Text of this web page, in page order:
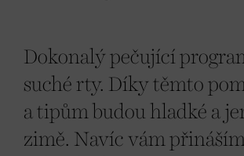
Dokonalý pečující
suché rty. Díky těmto
a tipům budou hladké a
zimě. Navíc vám